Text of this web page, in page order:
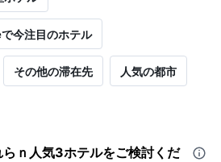
今注目のホテル
その他の滞在先 人気の都市
ｎ人気3ホテルをご検討くだ